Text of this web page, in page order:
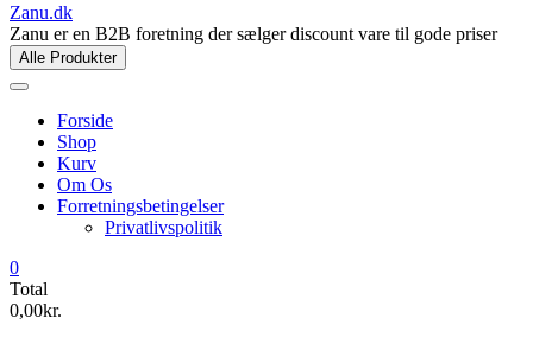
Zanu.dk
Zanu er en B2B foretning der sælger discount vare til gode priser
Alle Produkter
Forside
Shop
Kurv
Om Os
Forretningsbetingelser
Privatlivspolitik
0
Total
0,00kr.